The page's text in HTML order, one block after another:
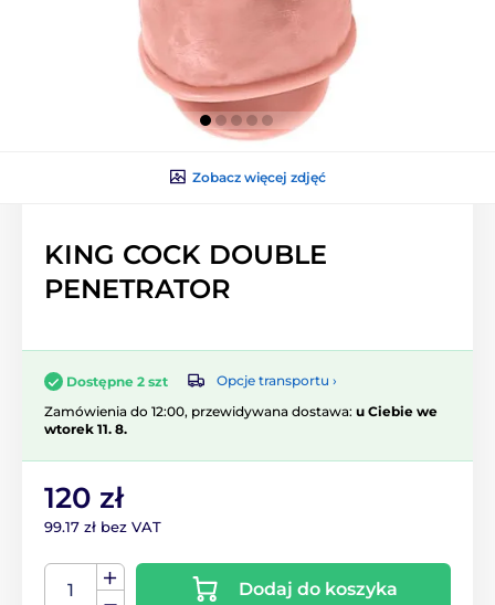
Zobacz więcej zdjęć
KING COCK DOUBLE
PENETRATOR
Dostępne 2 szt
Opcje transportu ›
Zamówienia do 12:00, przewidywana dostawa: u Ciebie we
wtorek 11. 8.
120 zł
99.17 zł bez VAT
Dodaj do koszyka